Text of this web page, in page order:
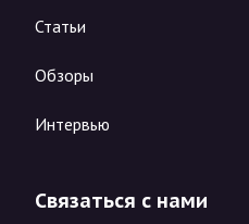
Статьи
Обзоры
Интервью
Связаться с нами